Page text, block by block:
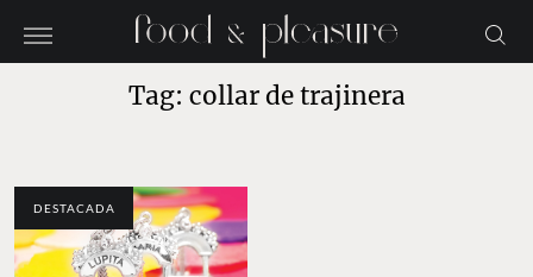
Tag: collar de trajinera
DESTACADA